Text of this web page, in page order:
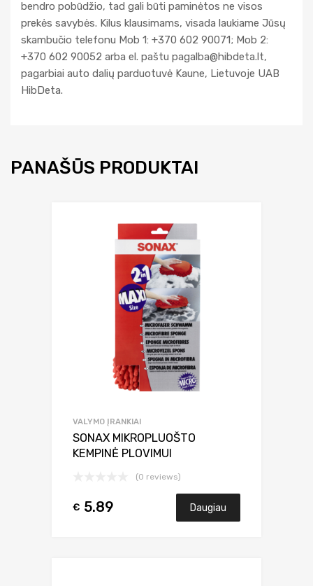
bendro pobūdžio, tad gali būti paminėtos ne visos
prekės savybės. Kilus klausimams, visada laukiame Jūsų
skambučio telefonu Mob 1: +370 602 90071; Mob 2:
+370 602 90052 arba el. paštu pagalba@hibdeta.lt,
pagarbiai auto dalių parduotuvė Kaune, Lietuvoje UAB
HibDeta.
PANAŠŪS PRODUKTAI
VALYMO ĮRANKIAI
SONAX MIKROPLUOŠTO
KEMPINĖ PLOVIMUI
(0 reviews)
€ 5.89 Daugiau